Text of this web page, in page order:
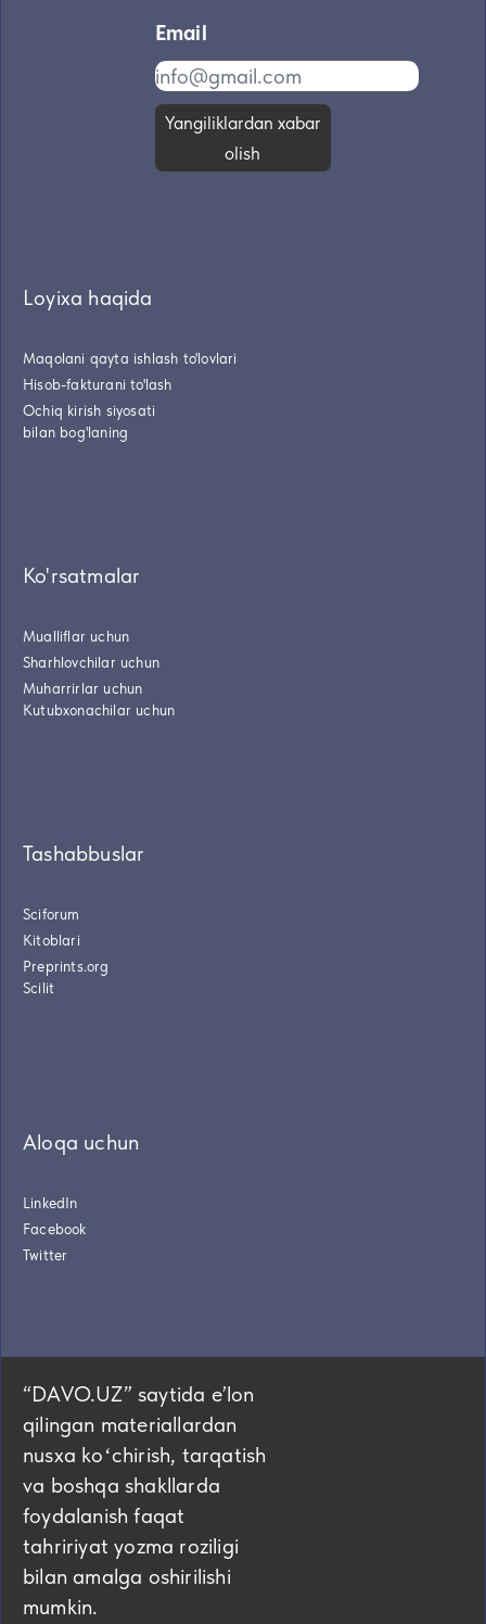
Email
Yangiliklardan xabar
olish
Loyixa haqida
Maqolani qayta ishlash to'lovlari
Hisob-fakturani to'lash
Ochiq kirish siyosati
bilan bog'laning
Ko'rsatmalar
Mualliflar uchun
Sharhlovchilar uchun
Muharrirlar uchun
Kutubxonachilar uchun
Tashabbuslar
Sciforum
Kitoblari
Preprints.org
Scilit
Aloqa uchun
LinkedIn
Facebook
Twitter
“DAVO.UZ” saytida eʼlon
qilingan materiallardan
nusxa koʻchirish, tarqatish
va boshqa shakllarda
foydalanish faqat
tahririyat yozma roziligi
bilan amalga oshirilishi
mumkin.